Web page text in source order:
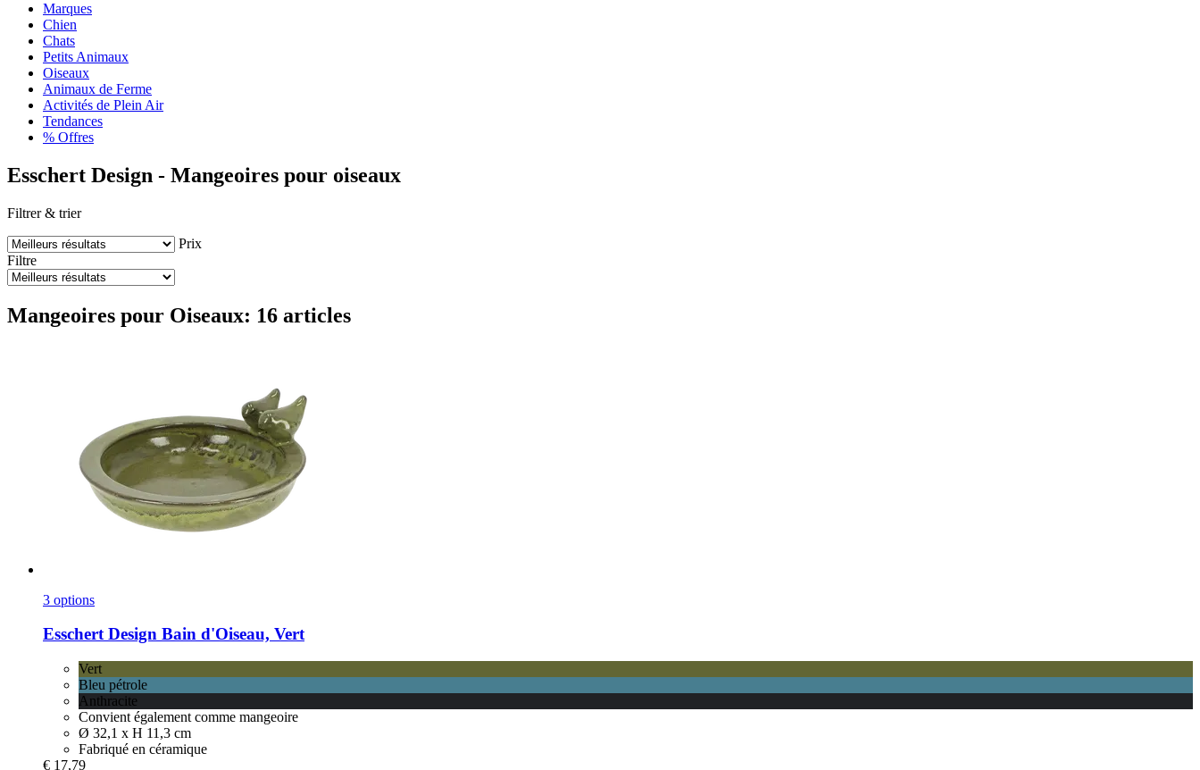
Marques
Chien
Chats
Petits Animaux
Oiseaux
Animaux de Ferme
Activités de Plein Air
Tendances
% Offres
Esschert Design - Mangeoires pour oiseaux
Filtrer & trier
Prix
Filtre
Mangeoires pour Oiseaux: 16 articles
3 options
Esschert Design Bain d'Oiseau, Vert
Vert
Bleu pétrole
Anthracite
Convient également comme mangeoire
Ø 32,1 x H 11,3 cm
Fabriqué en céramique
€ 17,79